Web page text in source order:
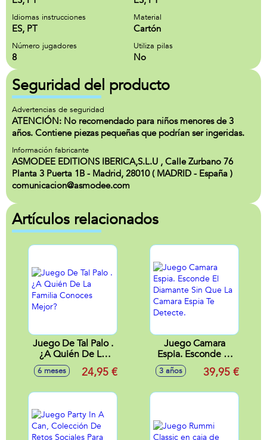
Idiomas instrucciones
ES, PT
Material
Cartón
Número jugadores
8
Utiliza pilas
No
Seguridad del producto
Advertencias de seguridad
ATENCIÓN: No recomendado para niños menores de 3
años. Contiene piezas pequeñas que podrían ser ingeridas.
Información fabricante
ASMODEE EDITIONS IBERICA,S.L.U , Calle Zurbano 76
Planta 3 Puerta 1B - Madrid, 28010 ( MADRID - España )
comunicacion@asmodee.com
Artículos relacionados
Juego De Tal Palo .
¿A Quién De La
Familia Conoces
Mejor?
6 meses 24,95 €
Juego Camara
Espia. Esconde El
Diamante Sin Que
La Camara Espia Te
3 años 39,95 €